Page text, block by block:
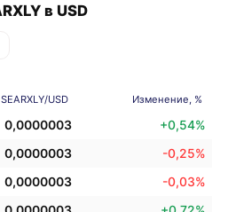
в USD
USD Изменение, %
0,0000003 +0,54%
0,0000003 -0,25%
0,0000003 -0,03%